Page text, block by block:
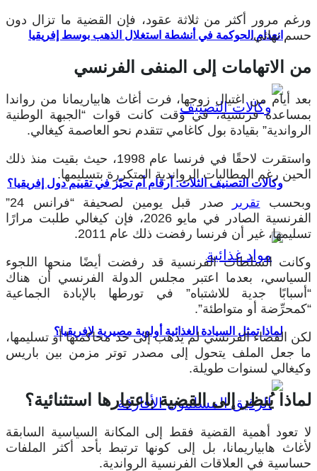
انعدام الحوكمة في أنشطة استغلال الذهب بوسط إفريقيا
وكالات التصنيف الثلاث: أرقام أم تحيّز في تقييم دول إفريقيا؟
لماذا تمثل السيادة الغذائية أولوية مصيرية لإفريقيا؟
ورغم مرور أكثر من ثلاثة عقود، فإن القضية ما تزال دون
حسم نهائي.
من الاتهامات إلى المنفى الفرنسي
بعد أيام من اغتيال زوجها، فرت أغاث هابياريمانا من رواندا
بمساعدة فرنسية، في وقت كانت قوات “الجبهة الوطنية
الرواندية” بقيادة بول كاغامي تتقدم نحو العاصمة كيغالي.
واستقرت لاحقًا في فرنسا عام 1998، حيث بقيت منذ ذلك
الحين رغم المطالبات الرواندية المتكررة بتسليمها.
وبحسب تقرير
صدر قبل يومين لصحيفة “فرانس 24”
الفرنسية الصادر في مايو 2026، فإن كيغالي طلبت مرارًا
تسليمها، غير أن فرنسا رفضت ذلك عام 2011.
وكانت السلطات الفرنسية قد رفضت أيضًا منحها اللجوء
السياسي، بعدما اعتبر مجلس الدولة الفرنسي أن هناك
“أسبابًا جدية للاشتباه” في تورطها بالإبادة الجماعية
“كمحرِّضة أو متواطئة”.
لكن القضاء الفرنسي لم يذهب إلى حد محاكمتها أو تسليمها،
ما جعل الملف يتحول إلى مصدر توتر مزمن بين باريس
وكيغالي لسنوات طويلة.
لماذا يُنظر إلى القضية باعتبارها استثنائية؟
لا تعود أهمية القضية فقط إلى المكانة السياسية السابقة
لأغاث هابياريمانا، بل إلى كونها ترتبط بأحد أكثر الملفات
حساسية في العلاقات الفرنسية الرواندية.